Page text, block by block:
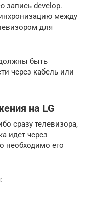
запись develop.
между
для
быть
через кабель или
на LG
сразу телевизора,
идет через
необходимо его